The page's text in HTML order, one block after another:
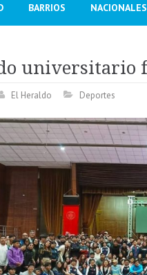
BARRIOS NACIONALES
universitario
El Heraldo Deportes